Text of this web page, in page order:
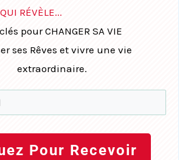
RÉVÈLE...
pour CHANGER SA VIE
ses Rêves et vivre une vie
extraordinaire.
Pour Recevoir